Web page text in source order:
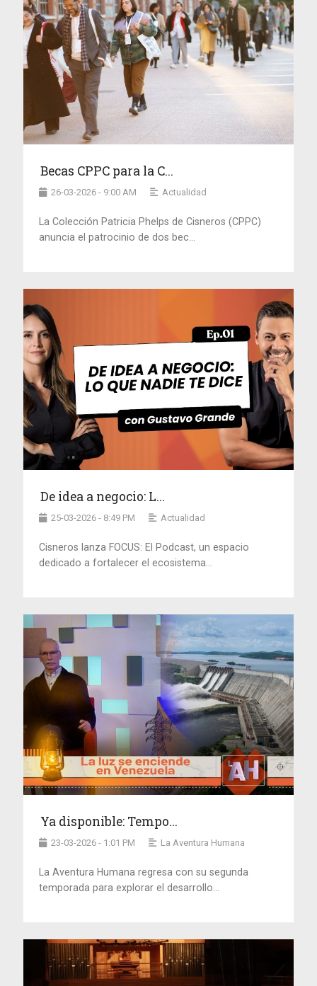
Becas CPPC para la C...
26-03-2026 - 9:00 AM Actualidad
La Colección Patricia Phelps de Cisneros (CPPC)
anuncia el patrocinio de dos bec...
De idea a negocio: L...
25-03-2026 - 8:49 PM Actualidad
Cisneros lanza FOCUS: El Podcast, un espacio
dedicado a fortalecer el ecosistema...
Ya disponible: Tempo...
23-03-2026 - 1:01 PM La Aventura Humana
La Aventura Humana regresa con su segunda
temporada para explorar el desarrollo...